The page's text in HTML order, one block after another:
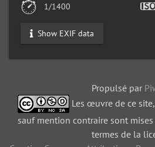
1/1400
Show EXIF data
Propulsé par
Les œuvre de ce
sauf mention contraire sont
termes de la